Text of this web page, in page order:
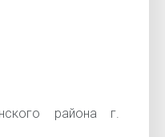
района г.